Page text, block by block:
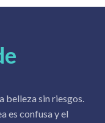
belleza sin riesgos.
es confusa y el